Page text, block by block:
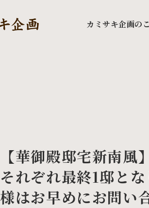
カミサキ企画の
【華御殿邸宅新南風
それぞれ最終1邸と
様はお早めにお問い